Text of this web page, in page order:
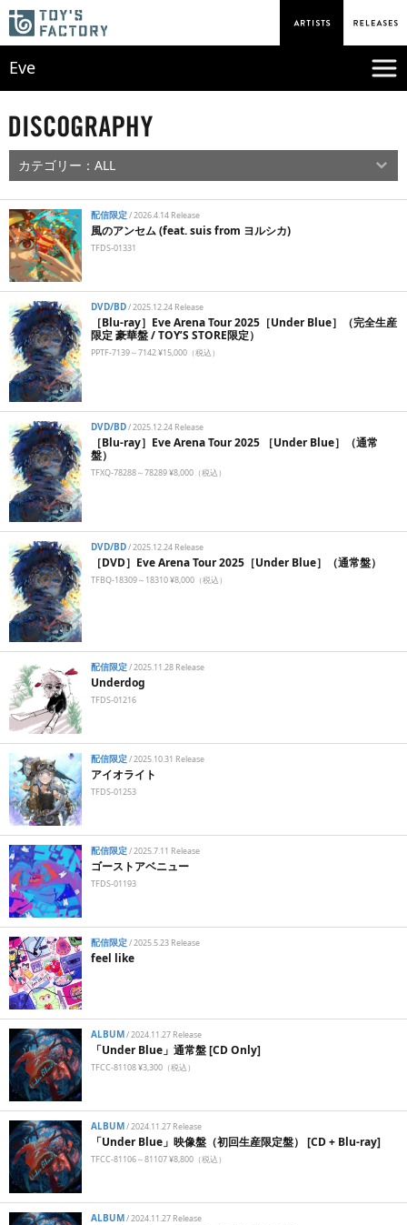
Eve
配信限定/2026.4.14 Release
風のアンセム (feat. suis from ヨルシカ)
TFDS-01331
DVD/BD/2025.12.24 Release
［Blu-ray］Eve Arena Tour 2025［Under Blue］（完全生産
限定 豪華盤 / TOY’S STORE限定）
PPTF-7139～7142 ¥15,000（税込）
DVD/BD/2025.12.24 Release
［Blu-ray］Eve Arena Tour 2025 ［Under Blue］（通常
盤）
TFXQ-78288～78289 ¥8,000（税込）
DVD/BD/2025.12.24 Release
［DVD］Eve Arena Tour 2025［Under Blue］（通常盤）
TFBQ-18309～18310 ¥8,000（税込）
配信限定/2025.11.28 Release
Underdog
TFDS-01216
配信限定/2025.10.31 Release
アイオライト
TFDS-01253
配信限定/2025.7.11 Release
ゴーストアベニュー
TFDS-01193
配信限定/2025.5.23 Release
feel like
ALBUM/2024.11.27 Release
「Under Blue」通常盤 [CD Only]
TFCC-81108 ¥3,300（税込）
ALBUM/2024.11.27 Release
「Under Blue」映像盤（初回生産限定盤） [CD + Blu-ray]
TFCC-81106～81107 ¥8,800（税込）
ALBUM/2024.11.27 Release